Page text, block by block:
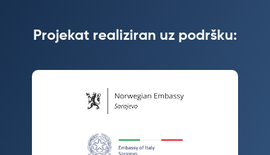
Projekat realiziran uz podršku: